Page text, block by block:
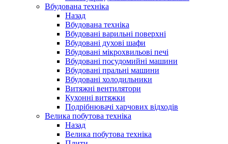
Вбудована техніка
Назад
Вбудована техніка
Вбудовані варильні поверхні
Вбудовані духові шафи
Вбудовані мікрохвильові печі
Вбудовані посудомийні машини
Вбудовані пральні машини
Вбудовані холодильники
Витяжні вентилятори
Кухонні витяжки
Подрібнювачі харчових відходів
Велика побутова техніка
Назад
Велика побутова техніка